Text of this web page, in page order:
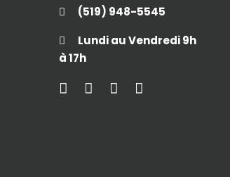
(519) 948-5545
Lundi au Vendredi 9h
à 17h